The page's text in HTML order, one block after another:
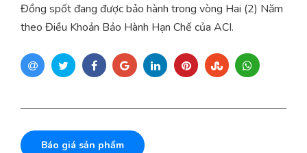
Đồng spốt đang được bảo hành trong vòng Hai (2) Năm
theo Điều Khoản Bảo Hành Hạn Chế của ACI.
Báo giá sản phẩm